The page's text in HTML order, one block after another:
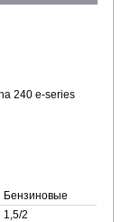
Бензиновые
1,5/2